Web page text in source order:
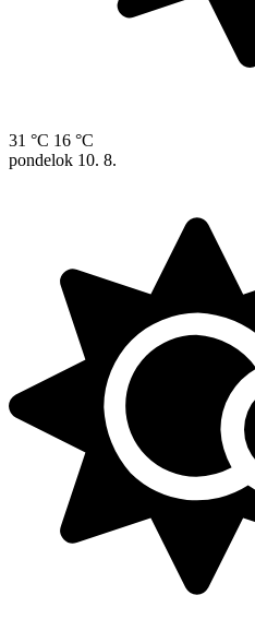
31 °C 16 °C
pondelok 10. 8.